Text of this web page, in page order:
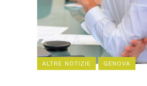
ALTRE NOTIZIE GENOVA